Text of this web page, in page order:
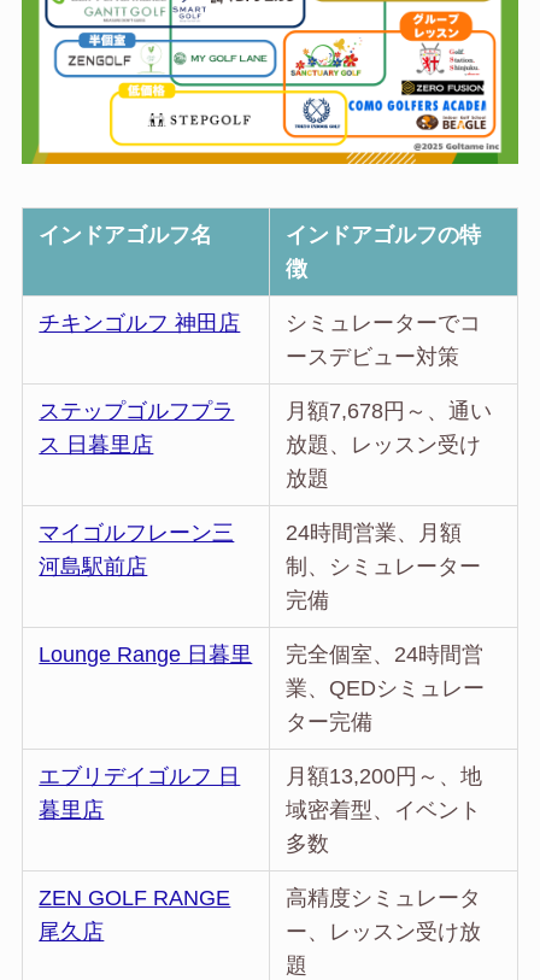
インドアゴルフ名
インドアゴルフの特
徴
チキンゴルフ 神田店
シミュレーターでコ
ースデビュー対策
ステップゴルフプラ
ス 日暮里店
月額7,678円～、通い
放題、レッスン受け
放題
マイゴルフレーン三
河島駅前店
24時間営業、月額
制、シミュレーター
完備
Lounge Range 日暮里
完全個室、24時間営
業、QEDシミュレー
ター完備
エブリデイゴルフ 日
暮里店
月額13,200円～、地
域密着型、イベント
多数
ZEN GOLF RANGE
尾久店
高精度シミュレータ
ー、レッスン受け放
題